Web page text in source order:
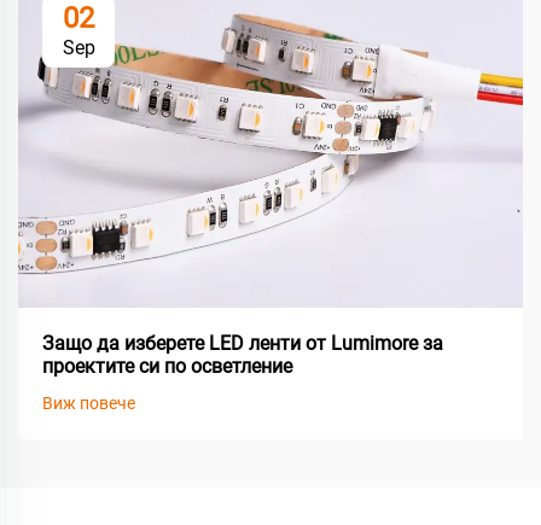
02
Sep
Защо да изберете LED ленти от Lumimore за
проектите си по осветление
Виж повече